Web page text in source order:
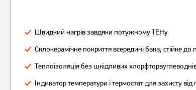
Швидкий нагрів завдяки потужному ТЕНу
Склокерамічне покриття всередині бака, стійке до
Теплоізоляція без шкідливих
Індикатор температури і термостат для захисту від